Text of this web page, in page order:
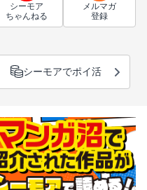
シーモア
ちゃんねる
メルマガ
登録
シーモアでポイ活